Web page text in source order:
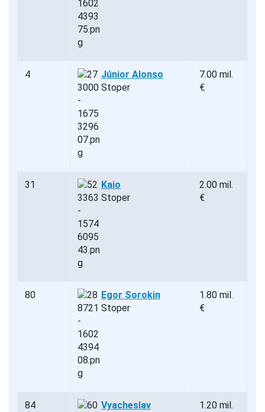
4
Júnior Alonso
Stoper
7.00 mil.
€
31
Kaio
Stoper
2.00 mil.
€
80
Egor Sorokin
Stoper
1.80 mil.
€
84
Vyacheslav
1.20 mil.